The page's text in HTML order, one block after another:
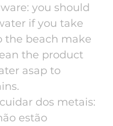
you should
if you take
the beach make
the product
asap to
dos metais:
estão